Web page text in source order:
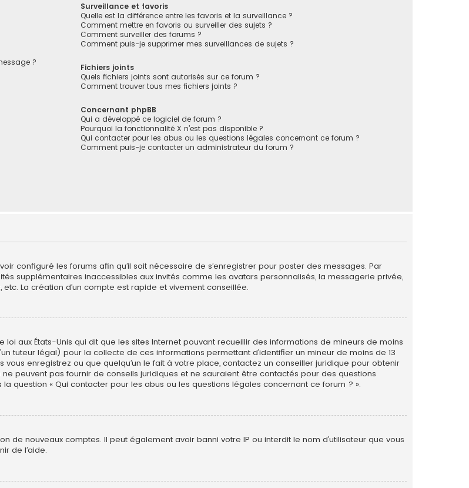
?
Surveillance et favoris
Quelle est la différence entre les favoris et la surveillance ?
Comment mettre en favoris ou surveiller des sujets ?
Comment surveiller des forums ?
Comment puis-je supprimer mes surveillances de sujets ?
Fichiers joints
Quels fichiers joints sont autorisés sur ce forum ?
Comment trouver tous mes fichiers joints ?
Concernant phpBB
Qui a développé ce logiciel de forum ?
Pourquoi la fonctionnalité X n’est pas disponible ?
Qui contacter pour les abus ou les questions légales concernant ce forum ?
Comment puis-je contacter un administrateur du forum ?
configuré les forums afin qu’il soit nécessaire de s’enregistrer pour poster des messages. Par
supplémentaires inaccessibles aux invités comme les avatars personnalisés, la messagerie privée,
La création d’un compte est rapide et vivement conseillée.
loi aux États-Unis qui dit que les sites Internet pouvant recueillir des informations de mineurs de moins
tuteur légal) pour la collecte de ces informations permettant d’identifier un mineur de moins de 13
vous enregistrez ou que quelqu’un le fait à votre place, contactez un conseiller juridique pour obtenir
peuvent pas fournir de conseils juridiques et ne sauraient être contactés pour des questions
question « Qui contacter pour les abus ou les questions légales concernant ce forum ? ».
de nouveaux comptes. Il peut également avoir banni votre IP ou interdit le nom d’utilisateur que vous
de l’aide.